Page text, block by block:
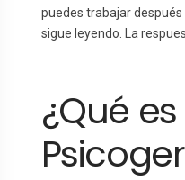
puedes trabajar después
sigue leyendo. La
¿Qué